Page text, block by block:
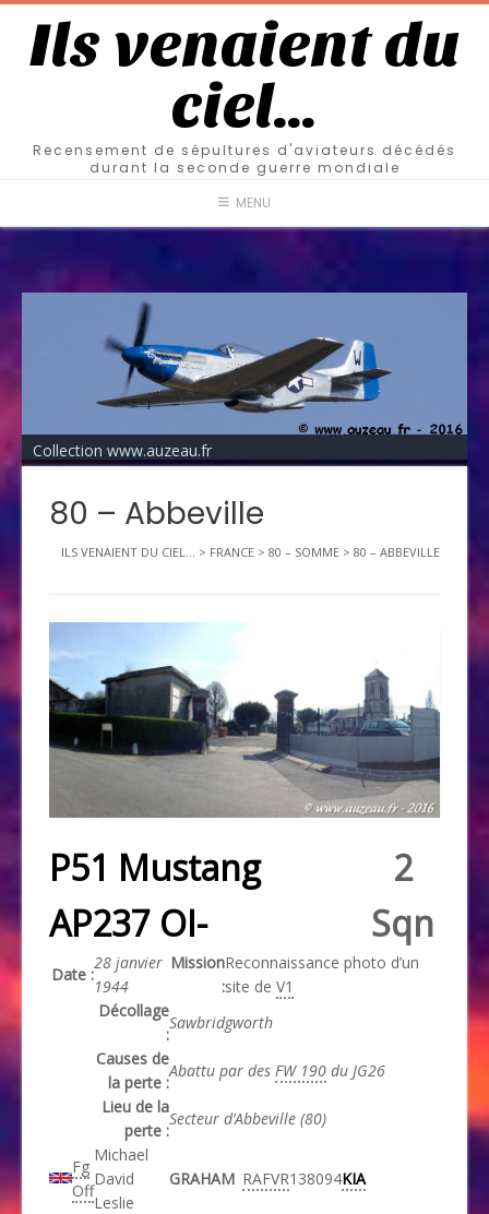
Ils venaient du
ciel…
Recensement de sépultures d'aviateurs décédés
durant la seconde guerre mondiale
MENU
Collection www.auzeau.fr
80 – Abbeville
ILS VENAIENT DU CIEL... > FRANCE > 80 – SOMME > 80 – ABBEVILLE
P51 Mustang
AP237 OI-
2
Sqn
Date :
28 janvier
1944
Mission
:
Reconnaissance photo d’un
site de V1
Décollage
:
Sawbridgworth
Causes de
la perte :
Abattu par des FW 190 du JG26
Lieu de la
perte :
Secteur d’Abbeville (80)
Fg
Off
Michael
David
Leslie
GRAHAM RAFVR138094KIA